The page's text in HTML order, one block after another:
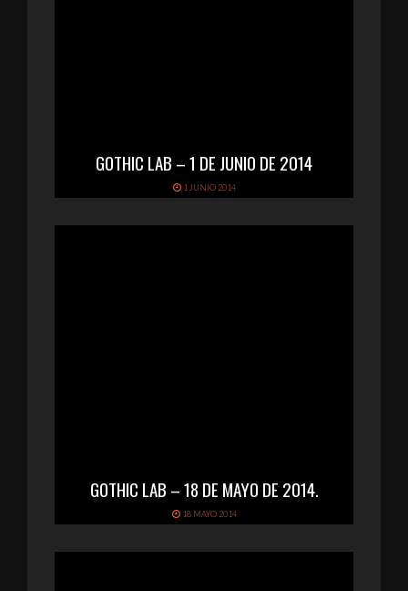
GOTHIC LAB – 1 DE JUNIO DE 2014
1 JUNIO 2014
GOTHIC LAB – 18 DE MAYO DE 2014.
18 MAYO 2014